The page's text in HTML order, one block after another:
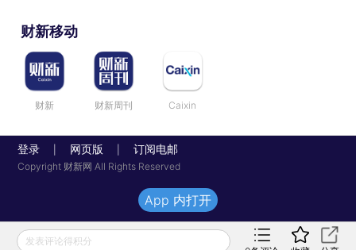
财新移动
财新 财新周刊 Caixin
登录 网页版 订阅电邮
Copyright 财新网 All Rights Reserved
发表评论得积分
App 内打开